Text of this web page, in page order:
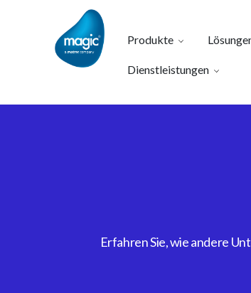
Produkte
Dienstleistungen
Erfahren Sie, wie andere